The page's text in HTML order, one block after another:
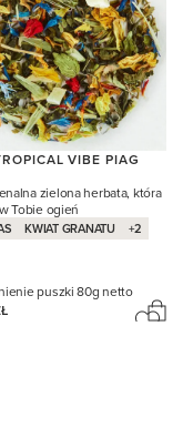
VIBE PIAG
zielona herbata, która
Tobie ogień
KWIAT GRANATU +2
puszki80g netto